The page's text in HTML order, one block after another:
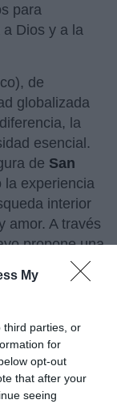
My
third parties, or
for
opt-out
that after your
seeing
para
Dios y a la
de
globalizada
la
esencial.
de San
la experiencia
interior
amor. A través
propone una
convertir el
y
marcada
de